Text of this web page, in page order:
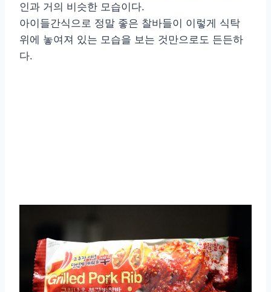
인과 거의 비슷한 모습이다.
아이들간식으로 정말 좋은 찰바들이 이렇게 식탁
위에 놓여져 있는 모습을 보는 것만으로도 든든하
다.